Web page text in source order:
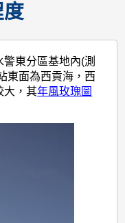
東分區基地內(測
東面為西貢海，西
大，其年風玫瑰圖